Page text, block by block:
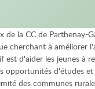
de la CC de Parthenay-
cherchant à améliorer
est d'aider les jeunes à
opportunités d'études
des communes